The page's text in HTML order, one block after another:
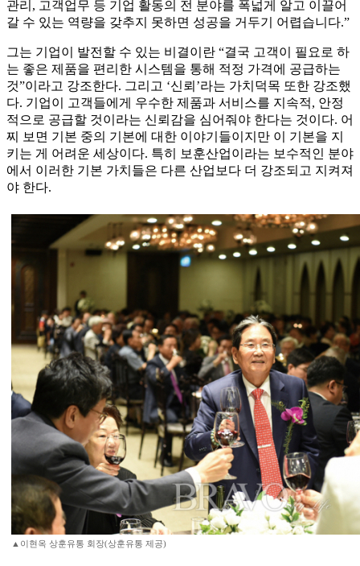
관리, 고객업무 등 기업 활동의 전 분야를 폭넓게 알고 이끌어
갈 수 있는 역량을 갖추지 못하면 성공을 거두기 어렵습니다.”
그는 기업이 발전할 수 있는 비결이란 “결국 고객이 필요로 하
는 좋은 제품을 편리한 시스템을 통해 적정 가격에 공급하는
것”이라고 강조한다. 그리고 ‘신뢰’라는 가치덕목 또한 강조했
다. 기업이 고객들에게 우수한 제품과 서비스를 지속적, 안정
적으로 공급할 것이라는 신뢰감을 심어줘야 한다는 것이다. 어
찌 보면 기본 중의 기본에 대한 이야기들이지만 이 기본을 지
키는 게 어려운 세상이다. 특히 보훈산업이라는 보수적인 분야
에서 이러한 기본 가치들은 다른 산업보다 더 강조되고 지켜져
야 한다.
▲이현옥 상훈유통 회장(상훈유통 제공)